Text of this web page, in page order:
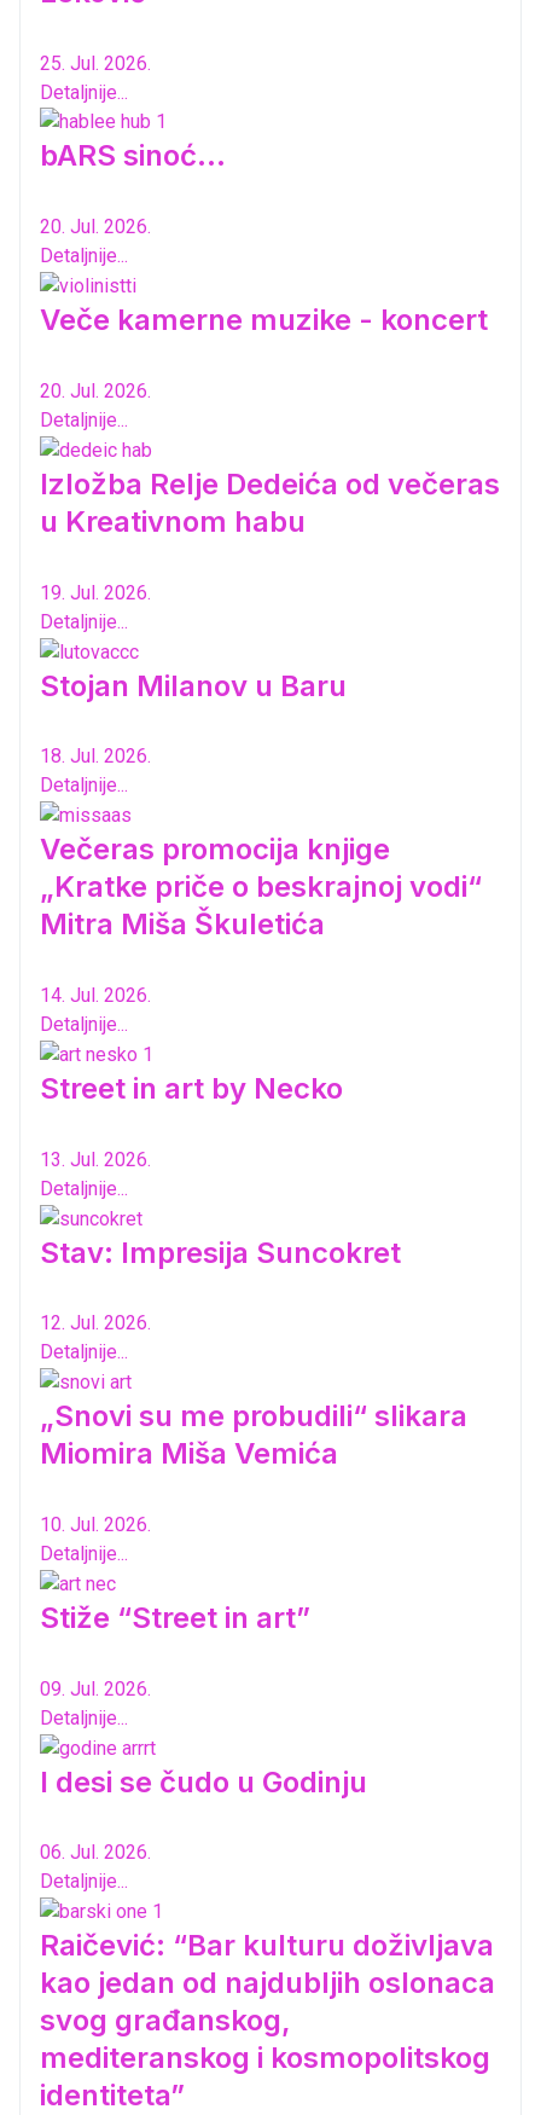
25. Jul. 2026.
Detaljnije...
bARS sinoć...
20. Jul. 2026.
Detaljnije...
Veče kamerne muzike - koncert
20. Jul. 2026.
Detaljnije...
Izložba Relje Dedeića od večeras
u Kreativnom habu
19. Jul. 2026.
Detaljnije...
Stojan Milanov u Baru
18. Jul. 2026.
Detaljnije...
Večeras promocija knjige
„Kratke priče o beskrajnoj vodi“
Mitra Miša Škuletića
14. Jul. 2026.
Detaljnije...
Street in art by Necko
13. Jul. 2026.
Detaljnije...
Stav: Impresija Suncokret
12. Jul. 2026.
Detaljnije...
„Snovi su me probudili“ slikara
Miomira Miša Vemića
10. Jul. 2026.
Detaljnije...
Stiže “Street in art”
09. Jul. 2026.
Detaljnije...
I desi se čudo u Godinju
06. Jul. 2026.
Detaljnije...
Raičević: “Bar kulturu doživljava
kao jedan od najdubljih oslonaca
svog građanskog,
mediteranskog i kosmopolitskog
identiteta”